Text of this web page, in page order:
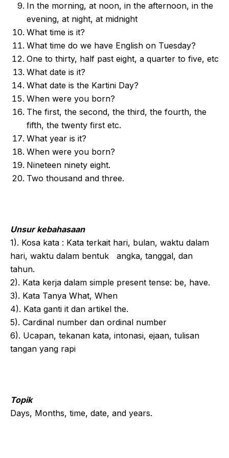
In the morning, at noon, in the afternoon, in the
evening, at night, at midnight
What time is it?
What time do we have English on Tuesday?
One to thirty, half past eight, a quarter to five, etc
What date is it?
What date is the Kartini Day?
When were you born?
The first, the second, the third, the fourth, the
fifth, the twenty first etc.
What year is it?
When were you born?
Nineteen ninety eight.
Two thousand and three.
Unsur kebahasaan
1). Kosa kata : Kata terkait hari, bulan, waktu dalam
hari, waktu dalam bentuk angka, tanggal, dan
tahun.
2). Kata kerja dalam simple present tense: be, have.
3). Kata Tanya What, When
4). Kata ganti it dan artikel the.
5). Cardinal number dan ordinal number
6). Ucapan, tekanan kata, intonasi, ejaan, tulisan
tangan yang rapi
Topik
Days, Months, time, date, and years.